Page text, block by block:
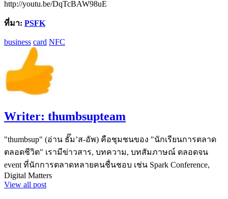
http://youtu.be/DqTcBAW98uE
ที่มา: PSFK
business card NFC
Writer: thumbsupteam
"thumbsup" (อ่าน ธั๊ม’ส-อัพ) คือชุมชนของ "นักเรียนการตลาด
ตลอดชีวิต" เรามีข่าวสาร, บทความ, บทสัมภาษณ์ ตลอดจน
event ที่นักการตลาดหลายคนชื่นชอบ เช่น Spark Conference,
Digital Matters
View all post